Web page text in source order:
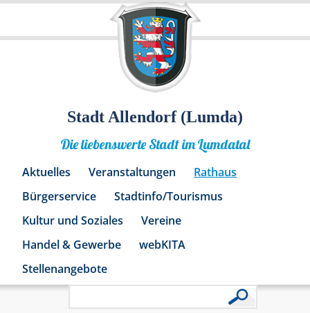
Stadt Allendorf (Lumda)
Die liebenswerte Stadt im Lumdatal
Aktuelles Veranstaltungen
Rathaus
Bürgerservice
Stadtinfo/Tourismus
Kultur und Soziales
Vereine
Handel & Gewerbe
webKITA
Stellenangebote